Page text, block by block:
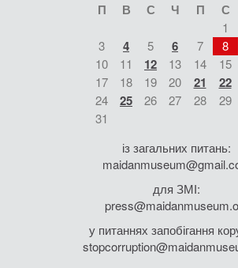
П В С Ч П С
1
3 4 5 6 7 8
10
11 12 13 14 15
17
18 19 20 21 22
24
25 26 27 28 29
31
із загальних питань:
для ЗМІ:
у питаннях запобігання